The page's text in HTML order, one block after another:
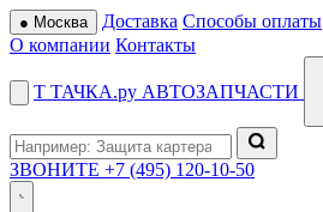
● Москва Доставка Способы оплаты
О компании Контакты
Т ТАЧКА.ру АВТОЗАПЧАСТИ
ЗВОНИТЕ +7 (495) 120-10-50